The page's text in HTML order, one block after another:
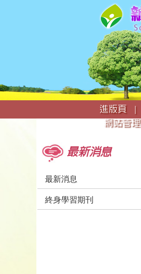
:::
進版頁 |
網站管理
最新消息
最新消息
終身學習期刊